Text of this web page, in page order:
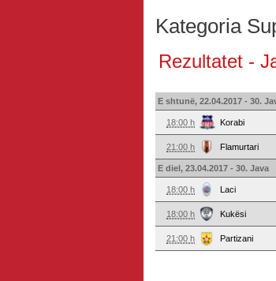
Kategoria
Rezultatet -
E shtunë, 22.04.2017 - 30.
18:00 h Korabi
21:00 h Flamurtari
E diel, 23.04.2017 - 30. Java
18:00 h Laci
18:00 h Kukësi
21:00 h Partizani